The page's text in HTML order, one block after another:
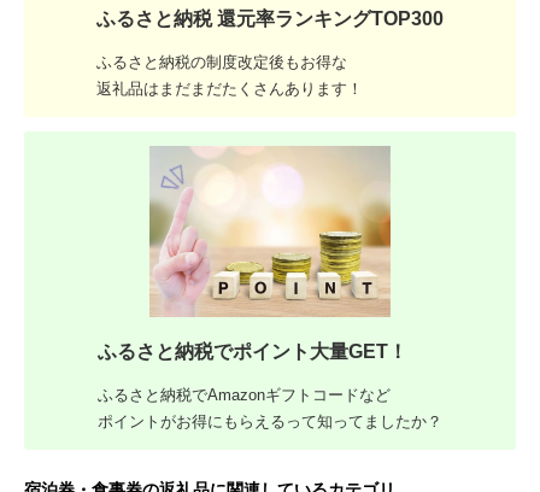
ふるさと納税 還元率ランキングTOP300
ふるさと納税の制度改定後もお得な
返礼品はまだまだたくさんあります！
ふるさと納税でポイント大量GET！
ふるさと納税でAmazonギフトコードなど
ポイントがお得にもらえるって知ってましたか？